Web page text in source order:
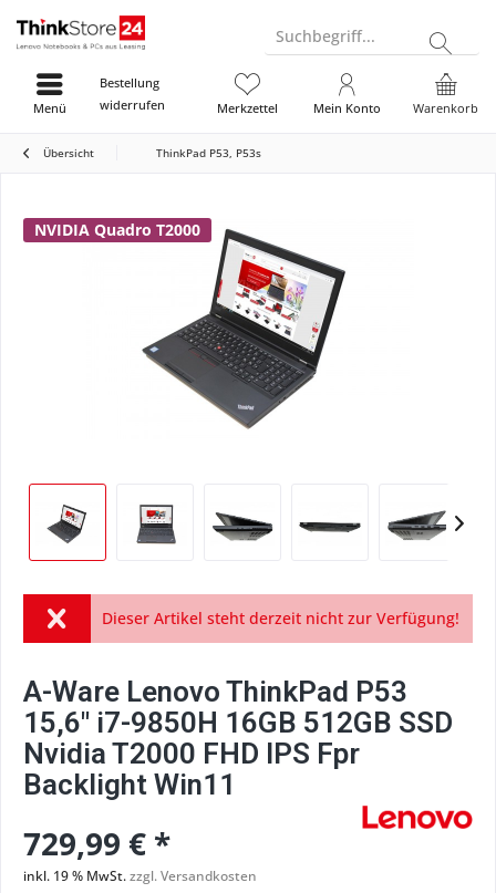
Suchbegriff...
Bestellung
widerrufen
Warenkorb
Merkzettel Mein Konto
Menü
Übersicht ThinkPad P53, P53s
NVIDIA Quadro T2000
Dieser Artikel steht derzeit nicht zur Verfügung!
A-Ware Lenovo ThinkPad P53
15,6" i7-9850H 16GB 512GB SSD
Nvidia T2000 FHD IPS Fpr
Backlight Win11
729,99 € *
inkl. 19 % MwSt.zzgl. Versandkosten